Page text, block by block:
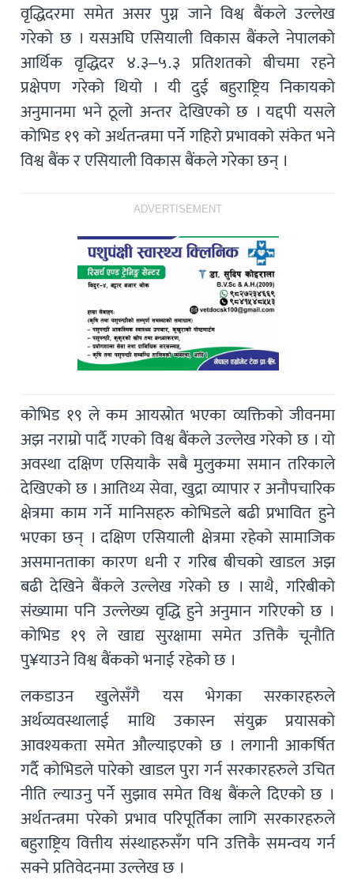
वृद्धिदरमा समेत असर पुग्न जाने विश्व बैंकले उल्लेख
गरेको छ । यसअघि एसियाली विकास बैंकले नेपालको
आर्थिक वृद्धिदर ४.३–५.३ प्रतिशतको बीचमा रहने
प्रक्षेपण गरेको थियो । यी दुई बहुराष्ट्रिय निकायको
अनुमानमा भने ठूलो अन्तर देखिएको छ । यद्दपी यसले
कोभिड १९ को अर्थतन्त्रमा पर्ने गहिरो प्रभावको संकेत भने
विश्व बैंक र एसियाली विकास बैंकले गरेका छन् ।
ADVERTISEMENT
कोभिड १९ ले कम आयस्रोत भएका व्यक्तिको जीवनमा
अझ नराम्रो पार्दै गएको विश्व बैंकले उल्लेख गरेको छ । यो
अवस्था दक्षिण एसियाकै सबै मुलुकमा समान तरिकाले
देखिएको छ । आतिथ्य सेवा, खुद्रा व्यापार र अनौपचारिक
क्षेत्रमा काम गर्ने मानिसहरु कोभिडले बढी प्रभावित हुने
भएका छन् । दक्षिण एसियाली क्षेत्रमा रहेको सामाजिक
असमानताका कारण धनी र गरिब बीचको खाडल अझ
बढी देखिने बैंकले उल्लेख गरेको छ । साथै, गरिबीको
संख्यामा पनि उल्लेख्य वृद्धि हुने अनुमान गरिएको छ ।
कोभिड १९ ले खाद्य सुरक्षामा समेत उत्तिकै चूनौति
पु¥याउने विश्व बैंकको भनाई रहेको छ ।
लकडाउन खुलेसँगै यस भेगका सरकारहरुले
अर्थव्यवस्थालाई माथि उकास्न संयुक्र प्रयासको
आवश्यकता समेत औल्याइएको छ । लगानी आकर्षित
गर्दै कोभिडले पारेको खाडल पुरा गर्न सरकारहरुले उचित
नीति ल्याउनु पर्ने सुझाव समेत विश्व बैंकले दिएको छ ।
अर्थतन्त्रमा परेको प्रभाव परिपूर्तिका लागि सरकारहरुले
बहुराष्ट्रिय वित्तीय संस्थाहरुसँग पनि उत्तिकै समन्वय गर्न
सक्ने प्रतिवेदनमा उल्लेख छ ।